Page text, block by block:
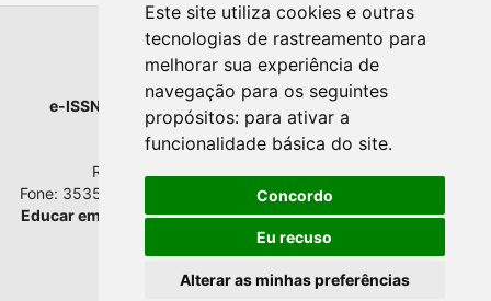
Este site utiliza cookies e outras
tecnologias de rastreamento para
melhorar sua experiência de
navegação para os seguintes
propósitos: para ativar a
funcionalidade básica do site.
Concordo
Eu recuso
Alterar as minhas preferências
EDUCAR EM REVISTA
e-ISSN : 1984-0411 | Prefixo DOI : 10.1590 |
Universidade Federal do Paraná
Setor de Educação - Campus Rebouças
Rua Rockefeller, nº 57, 2.º andar - Sala 202
Fone: 3535-6207 | Bairro: Rebouças | Curitiba - Paraná - Brasil
Educar em Revistaesta licenciada comCreative Commons BY
Atribuição 4.0 Internacional.